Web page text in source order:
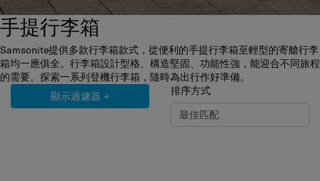
手提行李箱
Samsonite提供多款行李箱款式，從便利的手提行李箱至輕型的寄艙行李
箱均一應俱全。行李箱設計型格、構造堅固、功能性強，能迎合不同旅程
的需要。探索一系列登機行李箱，隨時為出行作好準備。
顯示過濾器 + 排序方式